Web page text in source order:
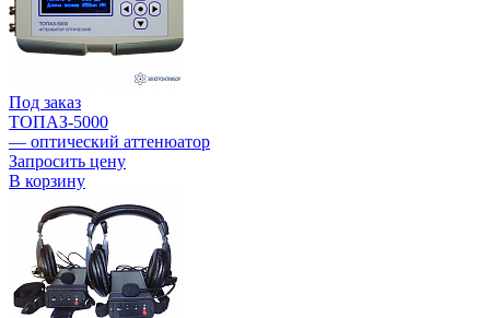
Под заказ
ТОПАЗ-5000
— оптический аттенюатор
Запросить цену
В корзину